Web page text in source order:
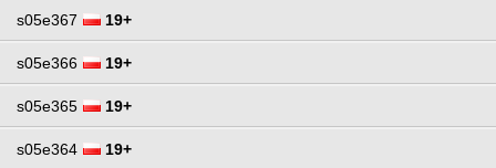
s05e367 19+
s05e366 19+
s05e365 19+
s05e364 19+